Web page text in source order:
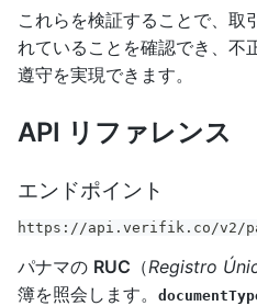
これらを検証することで、取
れていることを確認でき、不
遵守を実現できます。
API リファレンス
エンドポイント
https://api.verifik.co/v2/pa/
パナマの RUC （Registro
簿を照会します。